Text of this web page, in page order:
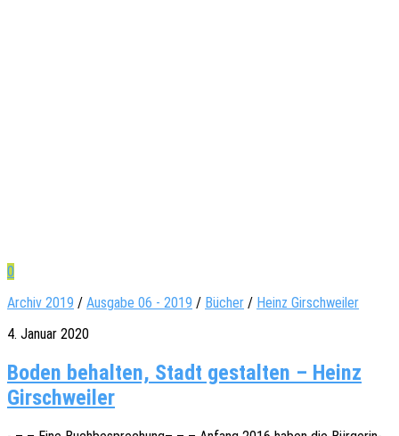
0
Archiv 2019 / Ausgabe 06 - 2019 / Bücher / Heinz Girschweiler
4. Januar 2020
Boden behalten, Stadt gestalten – Heinz
Girschweiler